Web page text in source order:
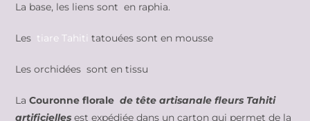
La base, les liens sont en raphia.
Les tiare Tahiti tatouées sont en mousse
Les orchidées sont en tissu
LaCouronne floralede tête artisanale fleurs Tahiti
artificiellesest expédiée dans un carton qui permet de la